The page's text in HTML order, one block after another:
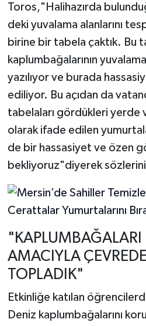
Toros,"Halihazırda
deki yuvalama alanlarını
birine bir tabela çaktık. Bu
kaplumbağalarının
yazılıyor ve burada
ediliyor. Bu açıdan da
tabelaları gördükleri yerde
olarak ifade edilen
de bir hassasiyet ve özen
bekliyoruz"diyerek
AMACIYLA
TOPLADIK"
Etkinliğe katılan
Deniz kaplumbağalarını